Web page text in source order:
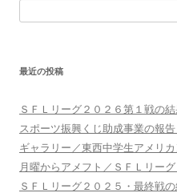
ョ
ン
最近の投稿
ＳＦＬリーグ２０２６第１戦の
スポーツ振興くじ助成事業の報告
ギャラリー／東西中学生アメリ
月曜からアメフト／ＳＦＬリー
ＳＦＬリーグ２０２５・最終戦